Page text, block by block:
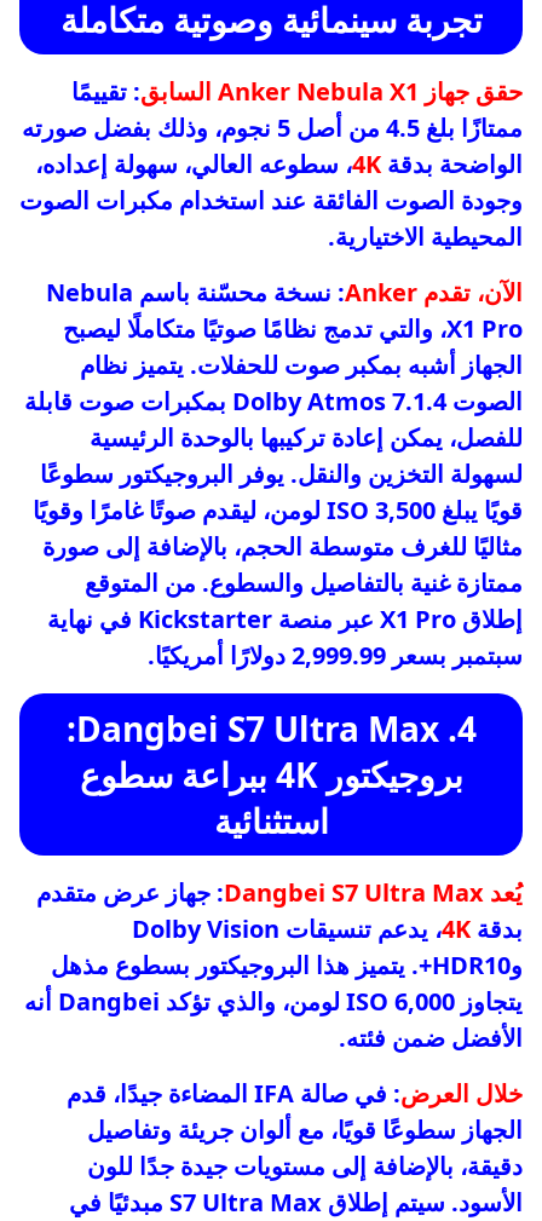
تجربة سينمائية وصوتية متكاملة
حقق جهاز Anker Nebula X1 السابق
: تقييمًا
ممتازًا بلغ 4.5 من أصل 5 نجوم، وذلك بفضل صورته
الواضحة بدقة 4K، سطوعه العالي، سهولة إعداده،
وجودة الصوت الفائقة عند استخدام مكبرات الصوت
المحيطية الاختيارية.
الآن، تقدم Anker
: نسخة محسّنة باسم Nebula
X1 Pro، والتي تدمج نظامًا صوتيًا متكاملًا ليصبح
الجهاز أشبه بمكبر صوت للحفلات. يتميز نظام
الصوت Dolby Atmos 7.1.4 بمكبرات صوت قابلة
للفصل، يمكن إعادة تركيبها بالوحدة الرئيسية
لسهولة التخزين والنقل. يوفر البروجيكتور سطوعًا
قويًا يبلغ 3,500 ISO لومن، ليقدم صوتًا غامرًا وقويًا
مثاليًا للغرف متوسطة الحجم، بالإضافة إلى صورة
ممتازة غنية بالتفاصيل والسطوع. من المتوقع
إطلاق X1 Pro عبر منصة Kickstarter في نهاية
سبتمبر بسعر 2,999.99 دولارًا أمريكيًا.
4. Dangbei S7 Ultra Max:
بروجيكتور 4K ببراعة سطوع
استثنائية
يُعد Dangbei S7 Ultra Max
: جهاز عرض متقدم
بدقة 4K
، يدعم تنسيقات Dolby Vision
وHDR10+. يتميز هذا البروجيكتور بسطوع مذهل
يتجاوز 6,000 ISO لومن، والذي تؤكد Dangbei أنه
الأفضل ضمن فئته.
خلال العرض
: في صالة IFA المضاءة جيدًا، قدم
الجهاز سطوعًا قويًا، مع ألوان جريئة وتفاصيل
دقيقة، بالإضافة إلى مستويات جيدة جدًا للون
الأسود. سيتم إطلاق S7 Ultra Max مبدئيًا في